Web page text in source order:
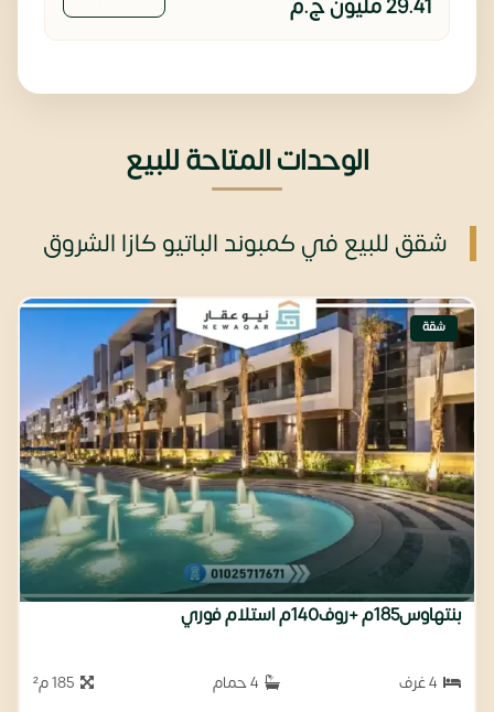
29.41 مليون ج.م
الوحدات المتاحة للبيع
شقق للبيع في كمبوند الباتيو كازا الشروق
شقة
بنتهاوس185م +روف140م استلام فوري
185 م²